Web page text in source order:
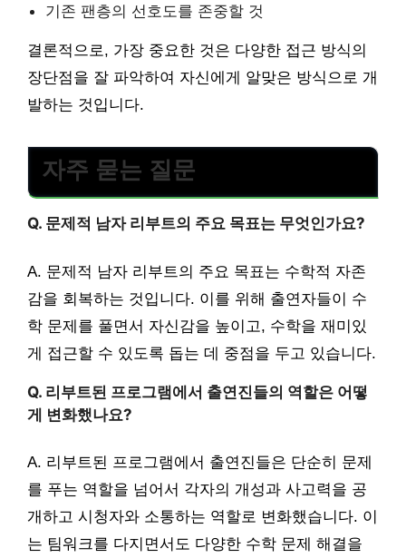
기존 팬층의 선호도를 존중할 것
결론적으로, 가장 중요한 것은 다양한 접근 방식의
장단점을 잘 파악하여 자신에게 알맞은 방식으로 개
발하는 것입니다.
자주 묻는 질문
Q. 문제적 남자 리부트의 주요 목표는 무엇인가요?
A. 문제적 남자 리부트의 주요 목표는 수학적 자존
감을 회복하는 것입니다. 이를 위해 출연자들이 수
학 문제를 풀면서 자신감을 높이고, 수학을 재미있
게 접근할 수 있도록 돕는 데 중점을 두고 있습니다.
Q. 리부트된 프로그램에서 출연진들의 역할은 어떻
게 변화했나요?
A. 리부트된 프로그램에서 출연진들은 단순히 문제
를 푸는 역할을 넘어서 각자의 개성과 사고력을 공
개하고 시청자와 소통하는 역할로 변화했습니다. 이
는 팀워크를 다지면서도 다양한 수학 문제 해결을